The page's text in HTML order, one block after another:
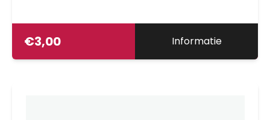
€3,00 Informatie